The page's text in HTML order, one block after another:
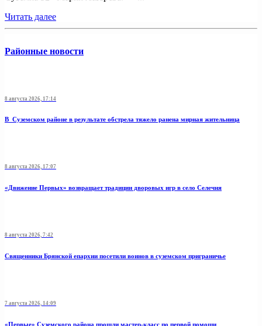
Читать далее
Районные новости
8 августа 2026, 17:14
В Суземском районе в результате обстрела тяжело ранена мирная жительница
8 августа 2026, 17:07
«Движение Первых» возвращает традиции дворовых игр в село Селечня
8 августа 2026, 7:42
Священники Брянской епархии посетили воинов в суземском приграничье
7 августа 2026, 14:09
«Первые» Суземского района прошли мастер-класс по первой помощи